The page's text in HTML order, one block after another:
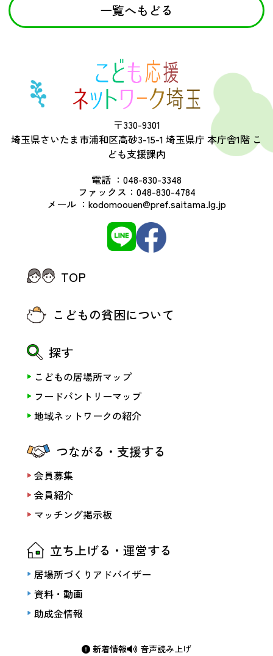
一覧へもどる
〒330-9301
埼玉県さいたま市浦和区高砂3-15-1 埼玉県庁 本庁舎1階 こ
ども支援課内
電話 ： 048-830-3348
ファックス： 048-830-4784
メール ： kodomoouen@pref.saitama.lg.jp
新着情報 音声読み上げ
TOP
こどもの貧困について
探す
こどもの居場所マップ
フードパントリーマップ
地域ネットワークの紹介
つながる・支援する
会員募集
会員紹介
マッチング掲示板
立ち上げる・運営する
居場所づくりアドバイザー
資料・動画
助成金情報